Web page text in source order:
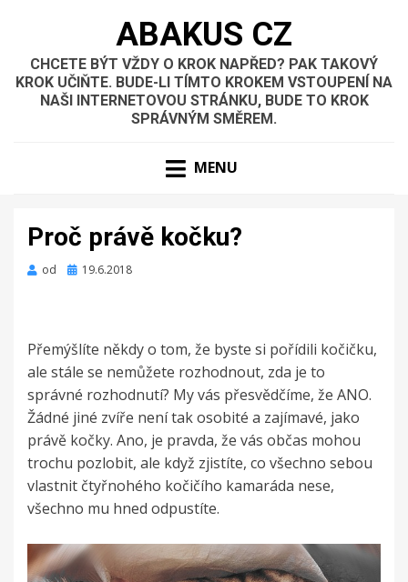
ABAKUS CZ
CHCETE BÝT VŽDY O KROK NAPŘED? PAK TAKOVÝ
KROK UČIŇTE. BUDE-LI TÍMTO KROKEM VSTOUPENÍ NA
NAŠI INTERNETOVOU STRÁNKU, BUDE TO KROK
SPRÁVNÝM SMĚREM.
MENU
Proč právě kočku?
od
Zveřejněno
19.6.2018
Přemýšlíte někdy o tom, že byste si pořídili kočičku,
ale stále se nemůžete rozhodnout, zda je to
správné rozhodnutí? My vás přesvědčíme, že ANO.
Žádné jiné zvíře není tak osobité a zajímavé, jako
právě kočky. Ano, je pravda, že vás občas mohou
trochu pozlobit, ale když zjistíte, co všechno sebou
vlastnit čtyřnohého kočičího kamaráda nese,
všechno mu hned odpustíte.